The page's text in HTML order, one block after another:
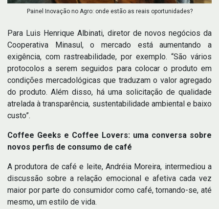
Painel Inovação no Agro: onde estão as reais oportunidades?
Para Luis Henrique Albinati, diretor de novos negócios da
Cooperativa Minasul, o mercado está aumentando a
exigência, com rastreabilidade, por exemplo. “São vários
protocolos a serem seguidos para colocar o produto em
condições mercadológicas que traduzam o valor agregado
do produto. Além disso, há uma solicitação de qualidade
atrelada à transparência, sustentabilidade ambiental e baixo
custo”.
Coffee Geeks e Coffee Lovers: uma conversa sobre
novos perfis de consumo de café
A produtora de café e leite, Andréia Moreira, intermediou a
discussão sobre a relação emocional e afetiva cada vez
maior por parte do consumidor como café, tornando-se, até
mesmo, um estilo de vida.